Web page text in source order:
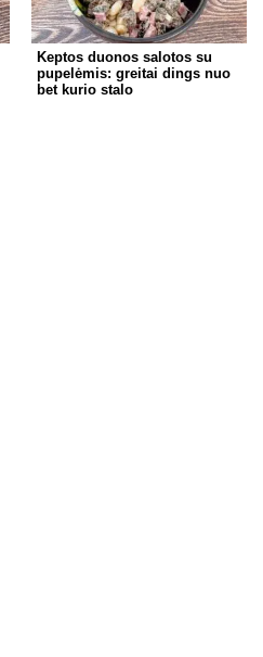
Keptos duonos salotos su
pupelėmis: greitai dings nuo
bet kurio stalo